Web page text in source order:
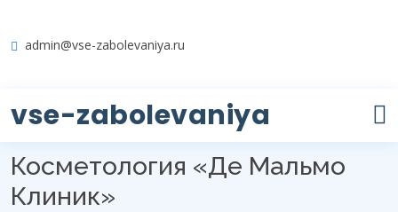
admin@vse-zabolevaniya.ru
vse-zabolevaniya
Косметология «Де Мальмо
Клиник»